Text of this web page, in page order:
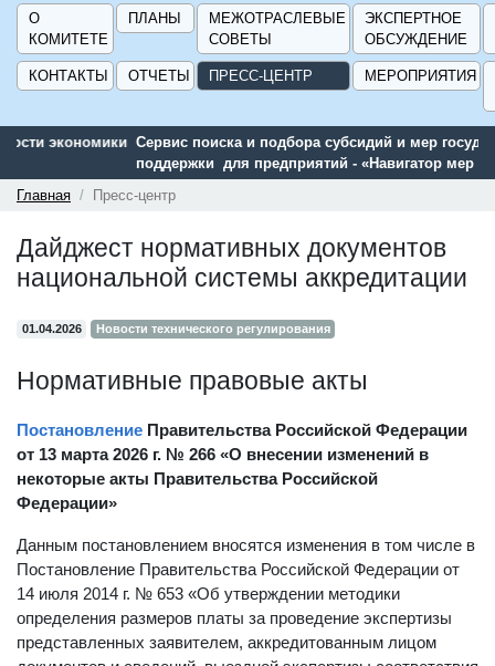
О
КОМИТЕТЕ
ПЛАНЫ
МЕЖОТРАСЛЕВЫЕ
СОВЕТЫ
ЭКСПЕРТНОЕ
ОБСУЖДЕНИЕ
КОНТАКТЫ ОТЧЕТЫ ПРЕСС-ЦЕНТР МЕРОПРИЯТИЯ
Сервис поиска и подбора субсидий и мер государственной
поддержки для предприятий - «Навигатор мер поддержки
ГИСП».
Дайджест нормативных документов
национальной системы аккредитации
Нормативные правовые акты
ПостановлениеПравительства Российской Федерации
от 13 марта 2026 г. № 266 «О внесении изменений в
некоторые акты Правительства Российской
Данным постановлением вносятся изменения в том числе в
Постановление Правительства Российской Федерации от
14 июля 2014 г. № 653 «Об утверждении методики
определения размеров платы за проведение экспертизы